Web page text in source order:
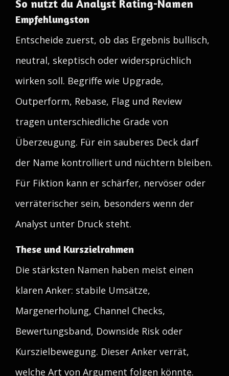
So nutzt du Analyst Rating-Namen
Empfehlungston
Entscheide zuerst, ob das Ergebnis bullisch,
neutral, skeptisch oder widersprüchlich
wirken soll. Begriffe wie Upgrade,
Outperform, Rebase, Flag und Review
tragen unterschiedliche Grade von
Überzeugung. Für ein sauberes Deck darf
der Name kontrolliert und nüchtern bleiben.
Für Fiktion kann er schärfer, nervöser oder
verräterischer sein, besonders wenn der
Analyst unter Druck steht.
These und Kurszielrahmen
Die stärksten Namen haben meist einen
klaren Anker: stabile Umsätze,
Margenerholung, Channel Checks,
Bewertungsband, Downside Risk oder
Kurszielbewegung. Dieser Anker verrät,
welche Art von Argument folgen könnte.